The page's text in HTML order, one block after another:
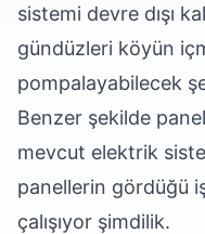
sistemi devre dışı
gündüzleri köyün
pompalayabilecek
Benzer şekilde
mevcut elektrik
panellerin gördüğü
çalışıyor şimdilik.